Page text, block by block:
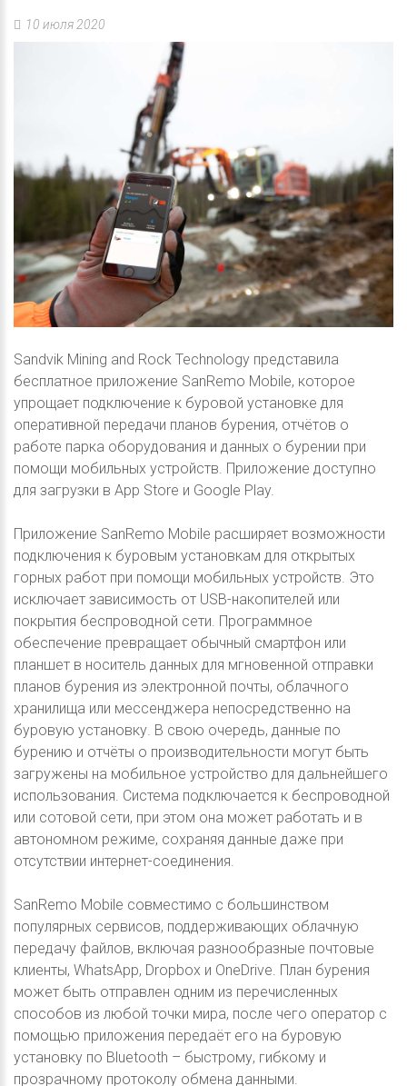
10 июля 2020
Sandvik Mining and Rock Technology представила
бесплатное приложение SanRemo Mobile, которое
упрощает подключение к буровой установке для
оперативной передачи планов бурения, отчётов о
работе парка оборудования и данных о бурении при
помощи мобильных устройств. Приложение доступно
для загрузки в App Store и Google Play.
Приложение SanRemo Mobile расширяет возможности
подключения к буровым установкам для открытых
горных работ при помощи мобильных устройств. Это
исключает зависимость от USB-накопителей или
покрытия беспроводной сети. Программное
обеспечение превращает обычный смартфон или
планшет в носитель данных для мгновенной отправки
планов бурения из электронной почты, облачного
хранилища или мессенджера непосредственно на
буровую установку. В свою очередь, данные по
бурению и отчёты о производительности могут быть
загружены на мобильное устройство для дальнейшего
использования. Система подключается к беспроводной
или сотовой сети, при этом она может работать и в
автономном режиме, сохраняя данные даже при
отсутствии интернет-соединения.
SanRemo Mobile совместимо с большинством
популярных сервисов, поддерживающих облачную
передачу файлов, включая разнообразные почтовые
клиенты, WhatsApp, Dropbox и OneDrive. План бурения
может быть отправлен одним из перечисленных
способов из любой точки мира, после чего оператор с
помощью приложения передаёт его на буровую
установку по Bluetooth – быстрому, гибкому и
прозрачному протоколу обмена данными.